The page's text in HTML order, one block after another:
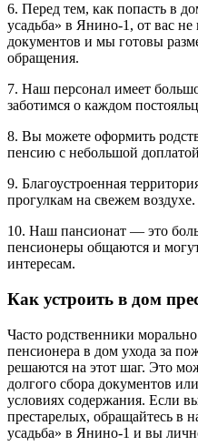
6. Перед тем, как попасть в
усадьба» в Янино-1, от вас
документов и мы готовы
обращения.
7. Наш персонал имеет
заботимся о каждом
8. Вы можете оформить
пенсию с небольшой
9. Благоустроенная
прогулкам на свежем воздухе.
10. Наш пансионат — это
пенсионеры общаются и
интересам.
Как устроить в дом
Часто родственники
пенсионера в дом ухода за
решаются на этот шаг. Это
долгого сбора документов
условиях содержания. Если
престарелых, обращайтесь в
усадьба» в Янино-1 и вы